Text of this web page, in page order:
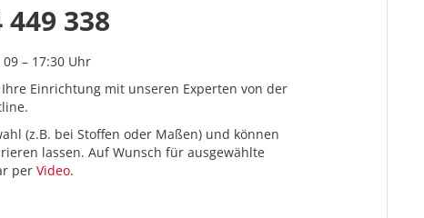
449 338
09 – 17:30 Uhr
Einrichtung mit unseren Experten von der
(z.B. bei Stoffen oder Maßen) und können
lassen. Auf Wunsch für ausgewählte
per Video.